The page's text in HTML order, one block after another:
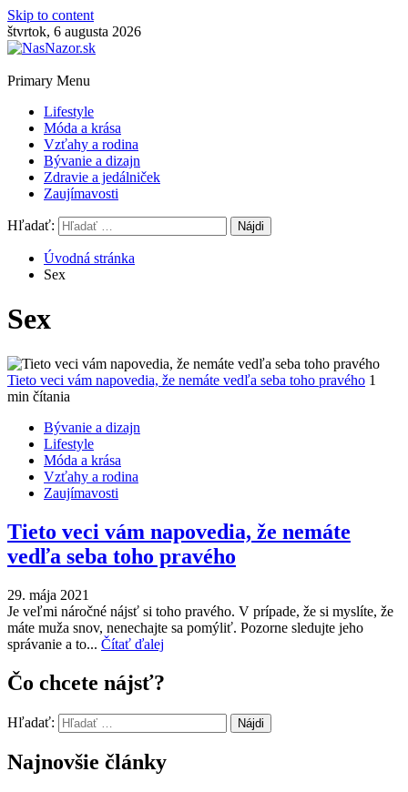
Skip to content
štvrtok, 6 augusta 2026
Primary Menu
Lifestyle
Móda a krása
Vzťahy a rodina
Bývanie a dizajn
Zdravie a jedálniček
Zaujímavosti
Hľadať:
Úvodná stránka
Sex
Sex
Tieto veci vám napovedia, že nemáte vedľa seba toho pravého 1
min čítania
Bývanie a dizajn
Lifestyle
Móda a krása
Vzťahy a rodina
Zaujímavosti
Tieto veci vám napovedia, že nemáte
vedľa seba toho pravého
29. mája 2021
Je veľmi náročné nájsť si toho pravého. V prípade, že si myslíte, že
máte muža snov, nenechajte sa pomýliť. Pozorne sledujte jeho
správanie a to... Čítať ďalej
Čo chcete nájsť?
Hľadať:
Najnovšie články